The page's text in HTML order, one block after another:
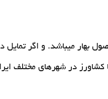
بهار میباشد. و اگر
در شهرهای مختلف